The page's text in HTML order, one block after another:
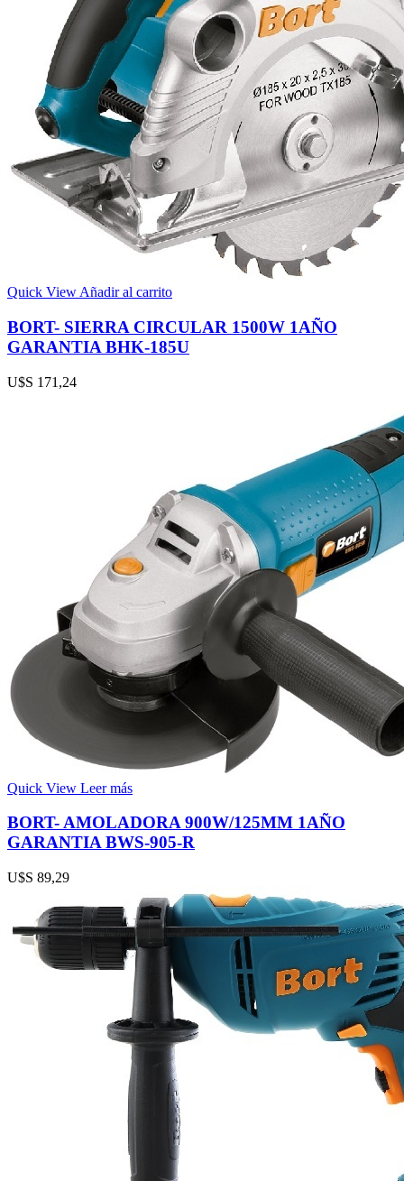
Quick View Añadir al carrito
BORT- SIERRA CIRCULAR 1500W 1AÑO
GARANTIA BHK-185U
U$S 171,24
Quick View Leer más
BORT- AMOLADORA 900W/125MM 1AÑO
GARANTIA BWS-905-R
U$S 89,29